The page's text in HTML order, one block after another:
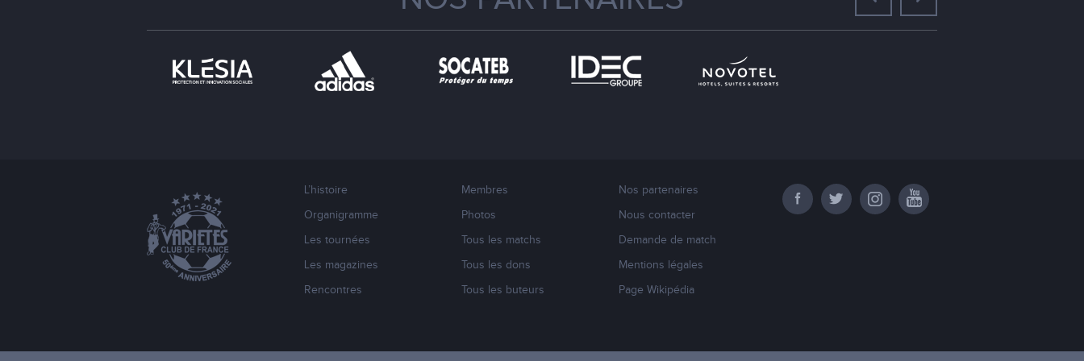
L’histoire
Organigramme
Les tournées
Les magazines
Rencontres
Membres
Photos
Tous les matchs
Tous les dons
Tous les buteurs
Nos partenaires
Nous contacter
Demande de match
Mentions légales
Page Wikipédia